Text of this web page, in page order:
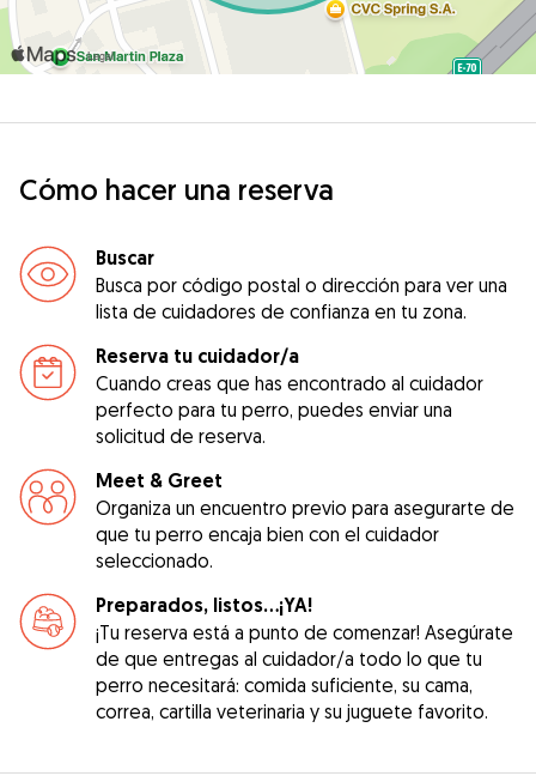
Cómo hacer una reserva
Buscar
Busca por código postal o dirección para ver una
lista de cuidadores de confianza en tu zona.
Reserva tu cuidador/a
Cuando creas que has encontrado al cuidador
perfecto para tu perro, puedes enviar una
solicitud de reserva.
Meet & Greet
Organiza un encuentro previo para asegurarte de
que tu perro encaja bien con el cuidador
seleccionado.
Preparados, listos...¡YA!
¡Tu reserva está a punto de comenzar! Asegúrate
de que entregas al cuidador/a todo lo que tu
perro necesitará: comida suficiente, su cama,
correa, cartilla veterinaria y su juguete favorito.